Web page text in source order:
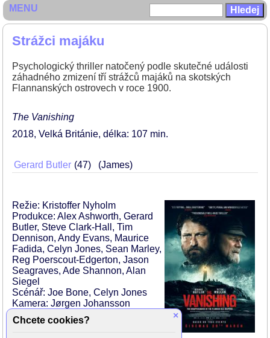
Strážci majáku
Psychologický thriller natočený podle skutečné události
záhadného zmizení tří strážců majáků na skotských
Flannanských ostrovech v roce 1900.
The Vanishing
2018 Velká Británie délka: 107 min
Gerard Butler 47 (James)
Režie: Kristoffer Nyholm
Produkce: Alex Ashworth, Gerard
Butler, Steve Clark-Hall, Tim
Dennison, Andy Evans, Maurice
Fadida, Celyn Jones, Sean Marley,
Reg Poerscout-Edgerton, Jason
Seagraves, Ade Shannon, Alan
Siegel
Scénář: Joe Bone, Celyn Jones
Kamera: Jørgen Johansson
Hudba: Benjamin Wallfisch
MENU
×
Chcete cookies?